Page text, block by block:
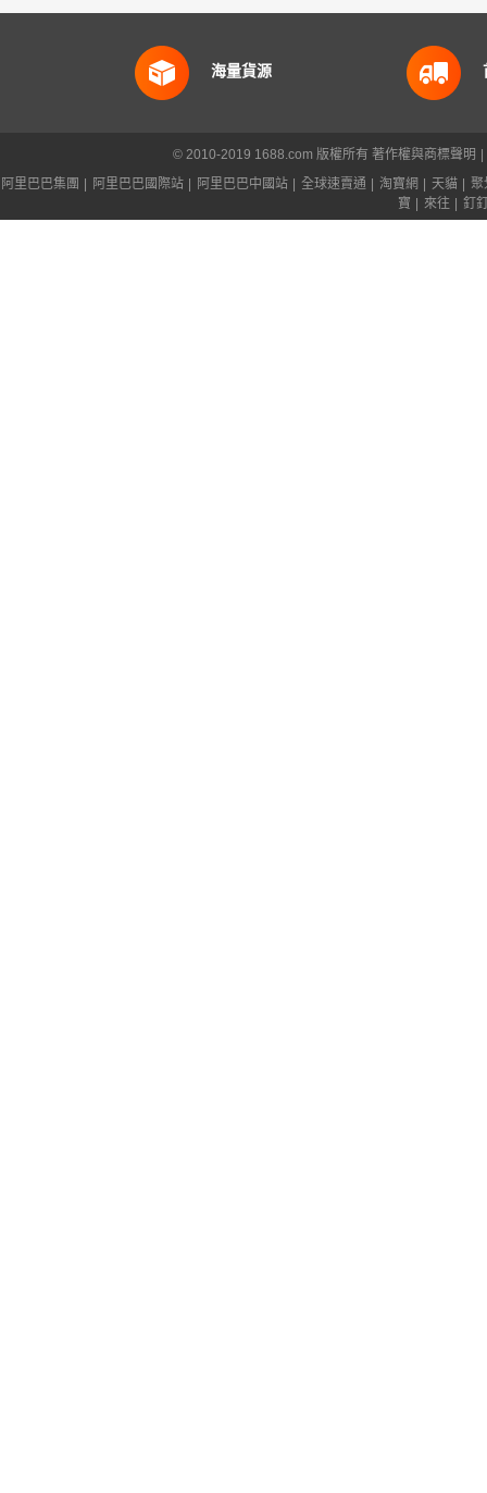
海量貨源
© 2010-2019 1688.com 版權所有 著作權與商標聲明
阿里巴巴集團
阿里巴巴國際站 阿里巴巴中國站 全球速賣通 淘寶網 天貓
聚
寶
來往 釘